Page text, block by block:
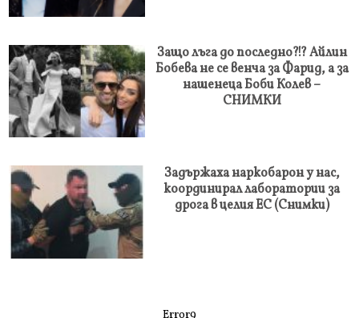
Защо лъга до последно?!? Айлин
Бобева не се венча за Фарид, а за
нашенеца Боби Колев –
СНИМКИ
Задържаха наркобарон у нас,
координирал лаборатории за
дрога в целия ЕС (Снимки)